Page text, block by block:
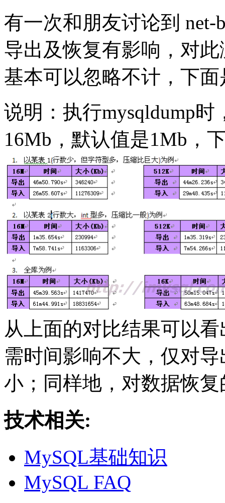
有一次和朋友讨论到 net-
导出及恢复有影响，对
基本可以忽略不计，下
说明：执行mysqldump时
16Mb，默认值是1Mb，
从上面的对比结果可以
需时间影响不大，仅对
小；同样地，对数据恢
技术相关:
MySQL基础知识
MySQL FAQ